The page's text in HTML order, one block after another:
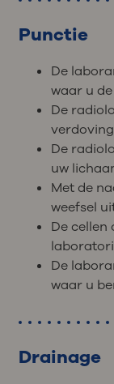
Punctie
De
waar u
De
De
uw
Met de
weefsel
De cellen
De
waar u
Drainage